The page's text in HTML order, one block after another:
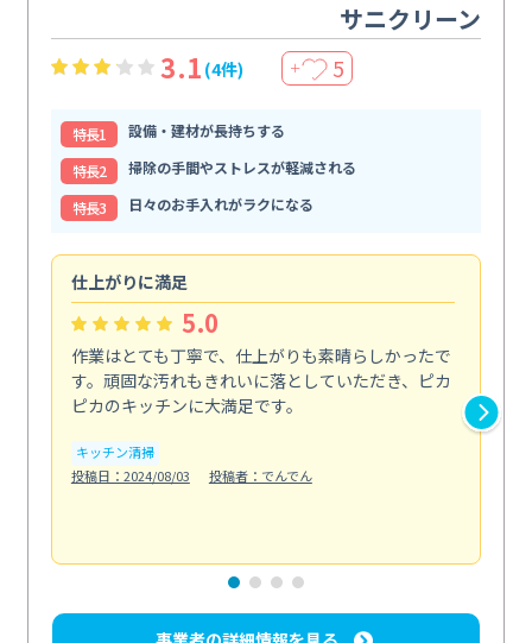
サニクリーン
3.1 (4件) ＋ 5
特⻑1
設備・建材が長持ちする
特⻑2
掃除の手間やストレスが軽減される
特⻑3
日々のお手入れがラクになる
仕上がりに満足
5.0
作業はとても丁寧で、仕上がりも素晴らしかったで
す。頑固な汚れもきれいに落としていただき、ピカ
ピカのキッチンに大満足です。
キッチン清掃
投稿日：2024/08/03
投稿者：でんでん